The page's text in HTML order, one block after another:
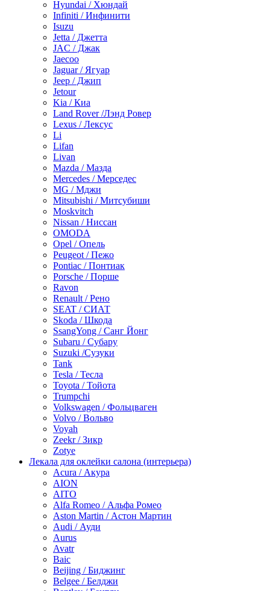
Hyundai / Хюндай
Infiniti / Инфинити
Isuzu
Jetta / Джетта
JAC / Джак
Jaecoo
Jaguar / Ягуар
Jeep / Джип
Jetour
Kia / Киа
Land Rover /Лэнд Ровер
Lexus / Лексус
Li
Lifan
Livan
Mazda / Мазда
Mercedes / Мерседес
MG / Мджи
Mitsubishi / Митсубиши
Moskvitch
Nissan / Ниссан
OMODA
Opel / Опель
Peugeot / Пежо
Pontiac / Понтиак
Porsche / Порше
Ravon
Renault / Рено
SEAT / СИАТ
Skoda / Шкода
SsangYong / Санг Йонг
Subaru / Субару
Suzuki /Сузуки
Tank
Tesla / Тесла
Toyota / Тойота
Trumpchi
Volkswagen / Фольцваген
Volvo / Вольво
Voyah
Zeekr / Зикр
Zotye
Лекала для оклейки салона (интерьера)
Acura / Акура
AION
AITO
Alfa Romeo / Альфа Ромео
Aston Martin / Астон Мартин
Audi / Ауди
Aurus
Avatr
Baic
Beijing / Биджинг
Belgee / Белджи